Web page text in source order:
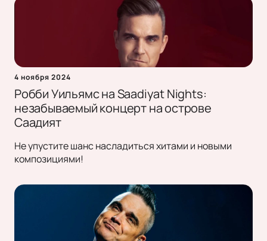
4 ноября 2024
Робби Уильямс на Saadiyat Nights:
незабываемый концерт на острове
Саадият
Не упустите шанс насладиться хитами и новыми
композициями!